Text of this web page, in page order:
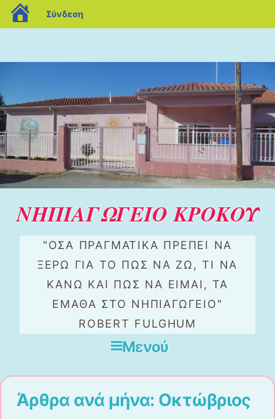
ΝΗΠΙΑΓΩΓΕΙΟ ΚΡΟΚΟΥ
"ΌΣΑ ΠΡΑΓΜΑΤΙΚΆ ΠΡΈΠΕΙ ΝΑ
ΞΈΡΩ ΓΙΑ ΤΟ ΠΏΣ ΝΑ ΖΩ, ΤΙ ΝΑ
ΚΆΝΩ ΚΑΙ ΠΏΣ ΝΑ ΕΊΜΑΙ, ΤΑ
ΈΜΑΘΑ ΣΤΟ ΝΗΠΙΑΓΩΓΕΊΟ"
ROBERT FULGHUM
Μενού
Άρθρα ανά μήνα: Οκτώβριος
blogs.sch.gr
Σύνδεση